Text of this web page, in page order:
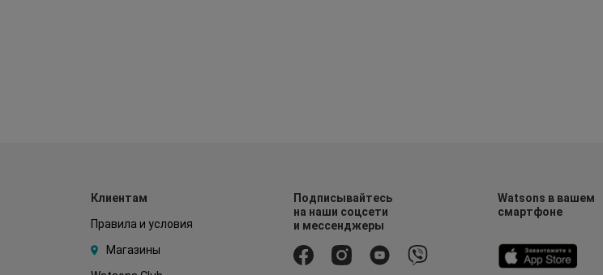
Клиентам
Правила и условия
Магазины
Подписывайтесь
на наши соцсети
и мессенджеры
Watsons в вашем
смартфоне